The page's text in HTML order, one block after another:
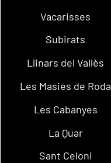
Vacarisses
Subirats
Llinars del Vallès
Les Masies de Roda
Les Cabanyes
La Quar
Sant Celoni